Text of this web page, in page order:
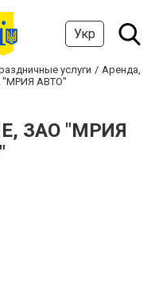
Укр
услуги
Аренда,
"МРИЯ АВТО"
ЗАО "МРИЯ